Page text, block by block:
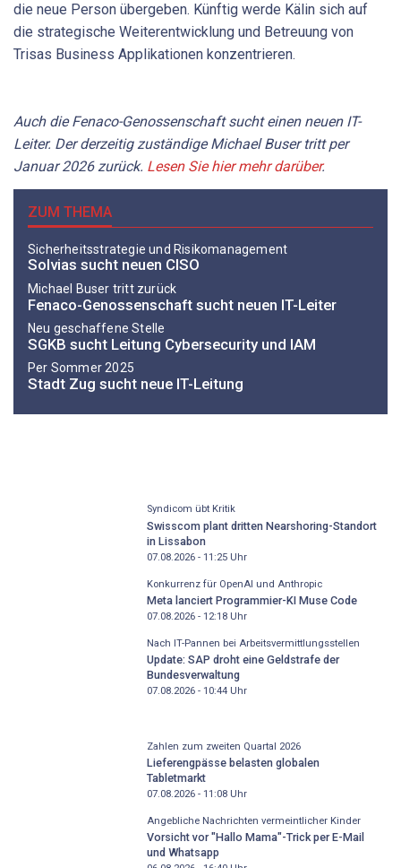
die neue Person übergeben. Künftig werde Kälin sich auf
die strategische Weiterentwicklung und Betreuung von
Trisas Business Applikationen konzentrieren.
Auch die Fenaco-Genossenschaft sucht einen neuen IT-
Leiter. Der derzeitig zuständige Michael Buser tritt per
Januar 2026 zurück. Lesen Sie hier mehr darüber.
ZUM THEMA
Sicherheitsstrategie und Risikomanagement
Solvias sucht neuen CISO
Michael Buser tritt zurück
Fenaco-Genossenschaft sucht neuen IT-Leiter
Neu geschaffene Stelle
SGKB sucht Leitung Cybersecurity und IAM
Per Sommer 2025
Stadt Zug sucht neue IT-Leitung
Syndicom übt Kritik
Swisscom plant dritten Nearshoring-Standort
in Lissabon
07.08.2026 - 11:25Uhr
Konkurrenz für OpenAI und Anthropic
Meta lanciert Programmier-KI Muse Code
07.08.2026 - 12:18Uhr
Nach IT-Pannen bei Arbeitsvermittlungsstellen
Update: SAP droht eine Geldstrafe der
Bundesverwaltung
07.08.2026 - 10:44Uhr
Zahlen zum zweiten Quartal 2026
Lieferengpässe belasten globalen
Tabletmarkt
07.08.2026 - 11:08Uhr
Angebliche Nachrichten vermeintlicher Kinder
Vorsicht vor "Hallo Mama"-Trick per E-Mail
und Whatsapp